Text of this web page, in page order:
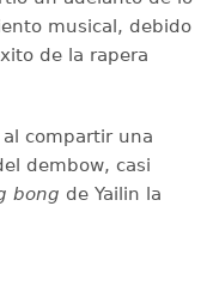
musical, debido
de la rapera
compartir una
dembow, casi
bong de Yailin la